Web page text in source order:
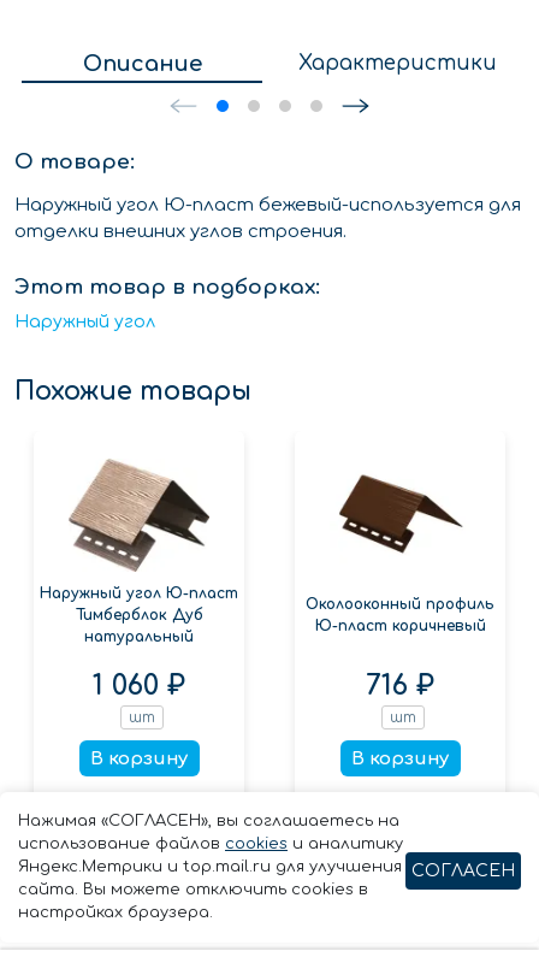
Описание Характеристики
О товаре:
Наружный угол Ю-пласт бежевый-используется для
отделки внешних углов строения.
Этот товар в подборках:
Наружный угол
Похожие товары
Наружный угол Ю-пласт
Тимберблок Дуб
натуральный
1 060 ₽
шт
В корзину
Околооконный профиль
Ю-пласт коричневый
716 ₽
шт
В корзину
Нажимая «СОГЛАСЕН», вы соглашаетесь на
использование файлов cookies и аналитику
Яндекс.Метрики и top.mail.ru для улучшения
сайта. Вы можете отключить cookies в
настройках браузера.
СОГЛАСЕН